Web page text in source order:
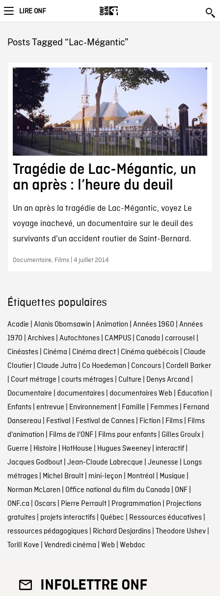
LIRE ONF
Posts Tagged “Lac-Mégantic”
Tragédie de Lac-Mégantic, un
an après : l’heure du deuil
Un an après la tragédie de Lac-Mégantic, voyez Le
voyage inachevé, un documentaire sur le deuil des
survivants d'un accident routier de Saint-Bernard.
Documentaire, Films | 4 juillet 2014
Étiquettes populaires
Acadie | Alanis Obomsawin | Animation | Années 1960 | Années
1970 | Archives| Autochtones| CAMPUS| Canada | carrousel |
Cinéastes| Cinéma | Cinéma direct| Cinéma québécois| Claude
Cloutier| Claude Jutra | Co Hoedeman | Concours| Cordell Barker
| Court métrage | courts métrages| Culture | Denys Arcand |
Documentaire | documentaires| documentaires Web | Éducation |
Enfants| entrevue | Environnement| Famille | Femmes| Fernand
Dansereau | Festival | Festival de Cannes| Fiction | Films| Films
d'animation | Films de l'ONF| Films pour enfants| Gilles Groulx|
Guerre | Histoire | HotHouse | Hugues Sweeney| interactif|
Jacques Godbout| Jean-Claude Labrecque | Jeunesse | Longs
métrages| Michel Brault| mini-leçon | Montréal | Musique |
Norman McLaren | Office national du film du Canada | ONF|
ONF.ca | Oscars| Pierre Perrault| Programmation | Projections
gratuites| projets interactifs| Québec | Ressources éducatives|
ressources pédagogiques| Richard Desjardins| Theodore Ushev|
Torill Kove | Vendredi cinéma | Web | Webdoc
INFOLETTRE ONF